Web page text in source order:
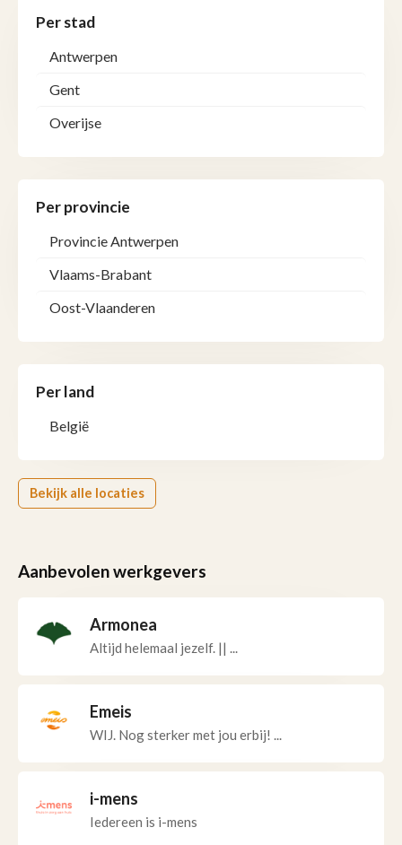
Per stad
Antwerpen
Gent
Overijse
Per provincie
Provincie Antwerpen
Vlaams-Brabant
Oost-Vlaanderen
Per land
België
Bekijk alle locaties
Aanbevolen werkgevers
Armonea
Altijd helemaal jezelf. || ...
Emeis
WIJ. Nog sterker met jou erbij! ...
i-mens
Iedereen is i-mens